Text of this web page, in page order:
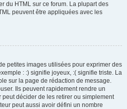
du HTML sur ce forum. La plupart des
peuvent être appliquées avec les
petites images utilisées pour exprimer des
: :) signifie joyeux, :( signifie triste. La
sur la page de rédaction de message.
Ils peuvent rapidement rendre un
décider de les retirer ou simplement
peut aussi avoir défini un nombre